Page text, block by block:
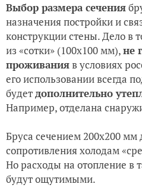
Выбор размера сечения
назначения постройки и
конструкции стены. Дело в
из «сотки» (100х100 мм),не
проживанияв условиях
его использовании всегда
будетдополнительно
Например, отделана
Бруса сечением 200х200 мм
сопротивления холодам
Но расходы на отопление в
будут ощутимыми.